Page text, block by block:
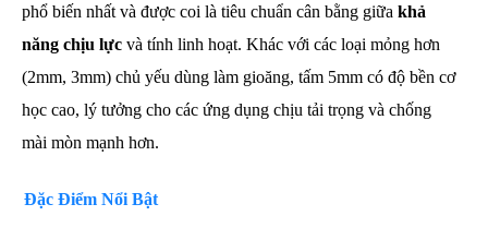
phổ biến nhất và được coi là tiêu chuẩn cân bằng giữa khả
năng chịu lực và tính linh hoạt. Khác với các loại mỏng hơn
(2mm, 3mm) chủ yếu dùng làm gioăng, tấm 5mm có độ bền cơ
học cao, lý tưởng cho các ứng dụng chịu tải trọng và chống
mài mòn mạnh hơn.
Đặc Điểm Nổi Bật